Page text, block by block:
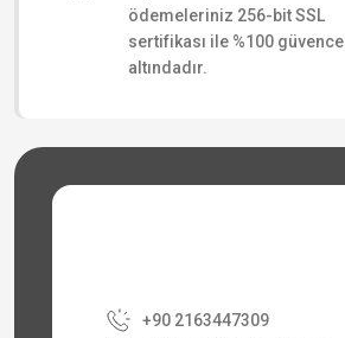
ödemeleriniz 256-bit SSL
sertifikası ile %100 güvence
altındadır.
+90 2163447309